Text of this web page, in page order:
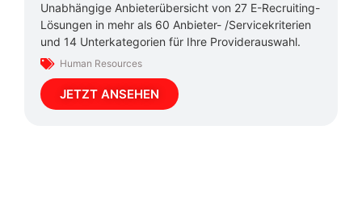
Unabhängige Anbieterübersicht von 27 E-Recruiting-
Lösungen in mehr als 60 Anbieter- /Servicekriterien
und 14 Unterkategorien für Ihre Providerauswahl.
Human Resources
JETZT ANSEHEN